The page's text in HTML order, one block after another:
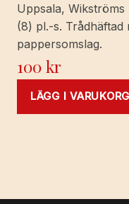
Uppsala,
(8) pl.-s.
pappersomslag.
100kr
LÄGG I VARUKORG